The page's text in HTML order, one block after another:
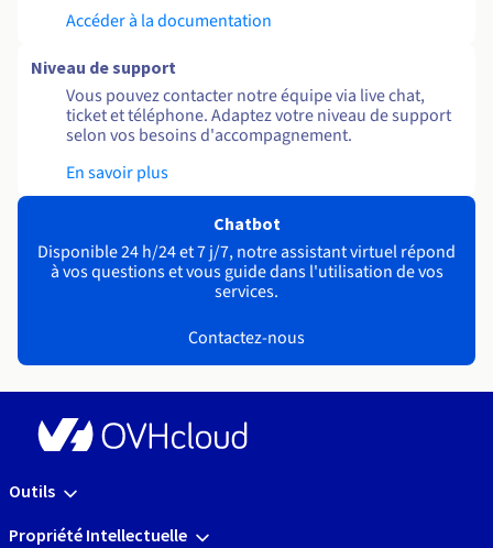
Accéder à la documentation
Niveau de support
Vous pouvez contacter notre équipe via live chat,
ticket et téléphone. Adaptez votre niveau de support
selon vos besoins d'accompagnement.
En savoir plus
Chatbot
Disponible 24 h/24 et 7 j/7, notre assistant virtuel répond
à vos questions et vous guide dans l'utilisation de vos
services.
Contactez-nous
Outils
Propriété Intellectuelle